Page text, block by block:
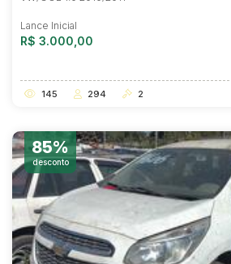
Lance Inicial
R$ 3.000,00
145 294 2
85%
desconto